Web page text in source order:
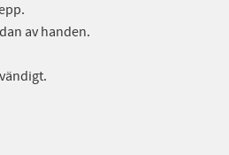
av handen.